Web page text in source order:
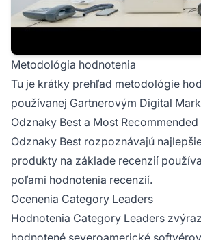
Metodológia hodnotenia
Tu je krátky prehľad metodológie
používanej Gartnerovým Digital
Odznaky Best a Most Recommended
Odznaky Best rozpoznávajú
produkty na základe recenzií
poľami hodnotenia recenzií.
Ocenenia Category Leaders
Hodnotenia Category Leaders
hodnotené severoamerické